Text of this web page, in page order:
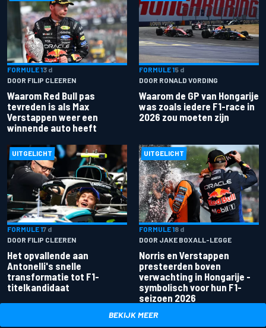
FORMULE 13 d
DOOR FILIP CLEEREN
Waarom Red Bull pas
tevreden is als Max
Verstappen weer een
winnende auto heeft
FORMULE 15 d
DOOR RONALD VORDING
Waarom de GP van Hongarije
was zoals iedere F1-race in
2026 zou moeten zijn
UITGELICHT
FORMULE 17 d
DOOR FILIP CLEEREN
Het opvallende aan
Antonelli's snelle
transformatie tot F1-
titelkandidaat
UITGELICHT
FORMULE 18 d
DOOR JAKE BOXALL-LEGGE
Norris en Verstappen
presteerden boven
verwachting in Hongarije -
symbolisch voor hun F1-
seizoen 2026
BEKIJK MEER